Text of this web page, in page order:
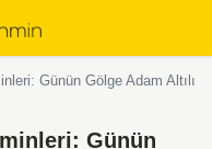
Günün Gölge Adam Altılı
Günün